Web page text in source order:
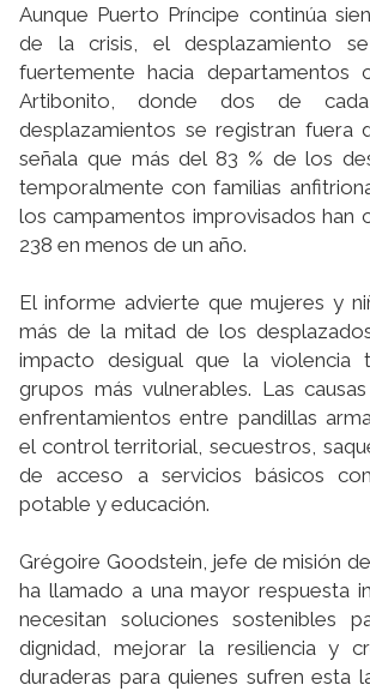
Aunque Puerto Príncipe continúa
de la crisis, el desplazamiento
fuertemente hacia departamentos
Artibonito, donde dos de
desplazamientos se registran fuera
señala que más del 83 % de los
temporalmente con familias
los campamentos improvisados han
238 en menos de un año.
El informe advierte que mujeres y
más de la mitad de los
impacto desigual que la violencia
grupos más vulnerables. Las
enfrentamientos entre pandillas
el control territorial, secuestros,
de acceso a servicios básicos
potable y educación.
Grégoire Goodstein, jefe de misión
ha llamado a una mayor respuesta
necesitan soluciones sostenibles
dignidad, mejorar la resiliencia y
duraderas para quienes sufren esta